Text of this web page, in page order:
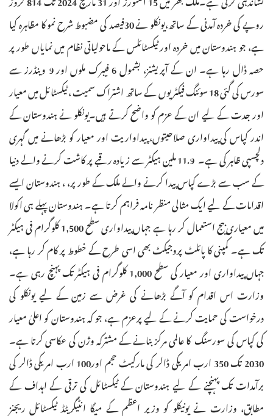
روپے کی خردہ آمدنی کے ساتھ،یونکلو نے 30فیصد کی مضبوط شرح نمو کا مظاہرہ کیا
ہے، جو ہندوستان میں خردہ اور ٹیکسٹائلس کے ماحولیاتی نظام میں نمایاں طور پر
حصہ ڈال رہا ہے۔ ان کے آپریشنز، بشمول 6 فیبرک ملوں اور 9 وینڈرز سے
سورس کی گئی 18 سوئنگ فیکٹریوں کے ساتھ اشتراک سمیت ، ٹیکسٹائل میں معیار
اور جدت کے لیے ان کے عزم کو واضح کرتے ہیں۔یونکلو نے ہندوستان کے
اندر کپاس کی پیداواری صلاحیتوں، پیداواریت اور معیار کو بڑھانے میں گہری
دلچسپی ظاہر کی ہے۔ 11.9 ملین ہیکٹر سے زیادہ رقبے پر کاشت کرنے والے دنیا
کے سب سے بڑے کپاس پیدا کرنے والے ملک کے طور پر، ، ہندوستان ایسے
اقدامات کے لیے ایک مثالی منظر نامہ فراہم کرتا ہے۔ ہندوستان پہلے ہی اکولا
میں معیاری بیج استعمال کر رہا ہے جہاں پیداواری سطح 1,500 کلوگرام فی ہیکٹر
تک ہے۔ کمپنی کا پائلٹ پروجیکٹ بھی اسی طرح کے خطوط پر کام کر رہا ہے،
جہاں پیداواری اور معیار کی سطح 1,000 کلوگرام فی ہیکٹر تک پہنچ رہی ہے۔
وزارت اس اقدام کو آگے بڑھانے کی غرض سے زمین کے لیے یونکلو کی
درخواست کی حمایت کرنے کے لیے پرعزم ہے، جو کہ ہندوستان کو اعلیٰ معیار
کی کپاس کی سورسنگ کا عالمی مرکز بنانے کے مشترکہ وژن کی عکاسی کرتا ہے۔
2030 تک 350 ارب امریکی ڈالر کی مارکیٹ حجم اور100 ارب امریکی ڈالر کی
برآمدات تک پہنچنے کے لیے ہندوستان کے ٹیکسٹائل کی ترقی کے اہداف کے
مطابق، وزارت نے یونیکلو کو وزیر اعظم کے میگا انٹیگریٹڈ ٹیکسٹائل ریجنز